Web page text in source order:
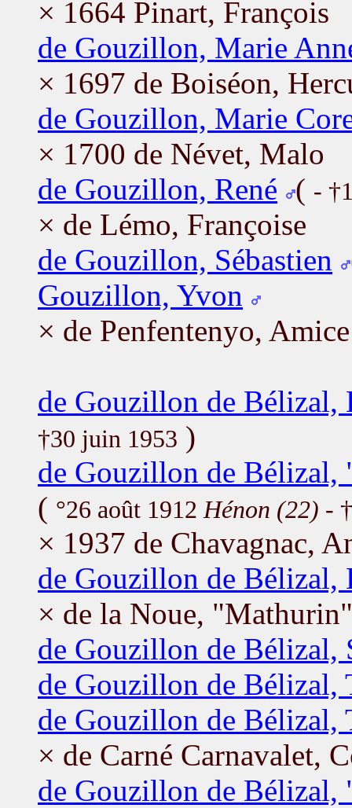
× 1664 Pinart, François
de Gouzillon, Marie
× 1697 de Boiséon,
de Gouzillon, Marie
× 1700 de Névet, Malo
de Gouzillon, René ( -
× de Lémo, Françoise
de Gouzillon, Sébastien
Gouzillon, Yvon
× de Penfentenyo, Amice
de Gouzillon de Bélizal,
†30 juin 1953 )
de Gouzillon de
( °26 août 1912 Hénon (22) -
× 1937 de Chavagnac,
de Gouzillon de Bélizal,
× de la Noue,
de Gouzillon de Bélizal,
de Gouzillon de Bélizal,
de Gouzillon de Bélizal,
× de Carné Carnavalet,
de Gouzillon de Bélizal,